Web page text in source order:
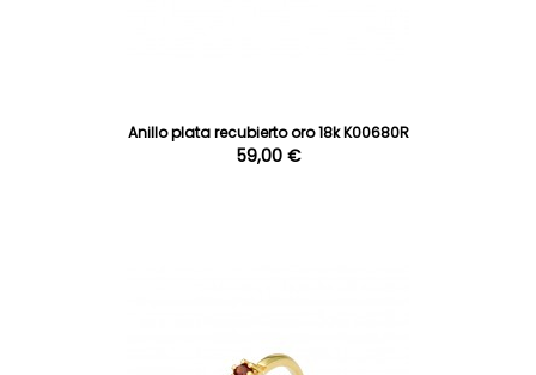
Anillo plata recubierto oro 18k K00680R
59,00 €